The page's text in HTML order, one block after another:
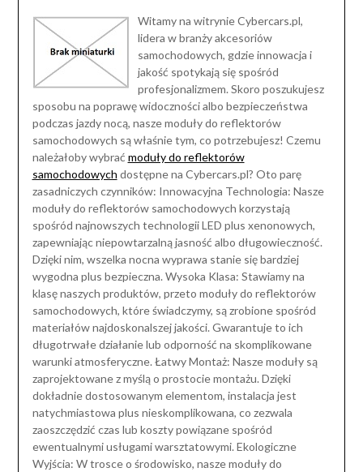
Witamy na witrynie Cybercars.pl,
lidera w branży akcesoriów
samochodowych, gdzie innowacja i
jakość spotykają się spośród
profesjonalizmem. Skoro poszukujesz
sposobu na poprawę widoczności albo bezpieczeństwa
podczas jazdy nocą, nasze moduły do reflektorów
samochodowych są właśnie tym, co potrzebujesz! Czemu
należałoby wybrać moduły do reflektorów
samochodowych dostępne na Cybercars.pl? Oto parę
zasadniczych czynników: Innowacyjna Technologia: Nasze
moduły do reflektorów samochodowych korzystają
spośród najnowszych technologii LED plus xenonowych,
zapewniając niepowtarzalną jasność albo długowieczność.
Dzięki nim, wszelka nocna wyprawa stanie się bardziej
wygodna plus bezpieczna. Wysoka Klasa: Stawiamy na
klasę naszych produktów, przeto moduły do reflektorów
samochodowych, które świadczymy, są zrobione spośród
materiałów najdoskonalszej jakości. Gwarantuje to ich
długotrwałe działanie lub odporność na skomplikowane
warunki atmosferyczne. Łatwy Montaż: Nasze moduły są
zaprojektowane z myślą o prostocie montażu. Dzięki
dokładnie dostosowanym elementom, instalacja jest
natychmiastowa plus nieskomplikowana, co zezwala
zaoszczędzić czas lub koszty powiązane spośród
ewentualnymi usługami warsztatowymi. Ekologiczne
Wyjścia: W trosce o środowisko, nasze moduły do